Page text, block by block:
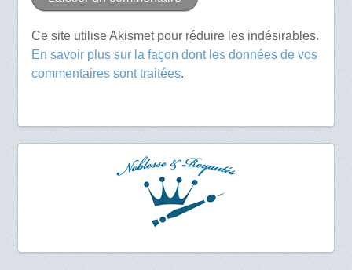
Ce site utilise Akismet pour réduire les indésirables.
En savoir plus sur la façon dont les données de vos
commentaires sont traitées.